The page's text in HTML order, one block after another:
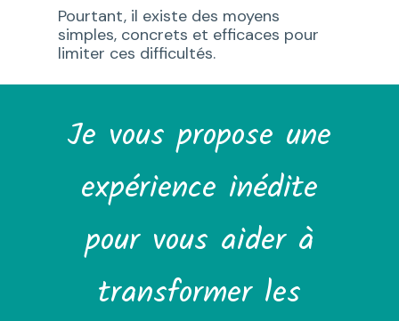
Pourtant, il existe des moyens
simples, concrets et efficaces pour
limiter ces difficultés.
Je vous propose une
expérience inédite
pour vous aider à
transformer les